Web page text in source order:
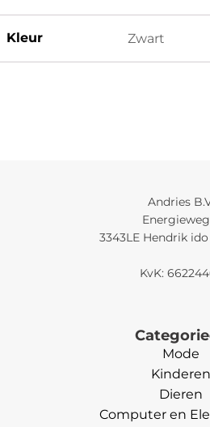
Kleur Zwart
Andries
3343LE Hendrik
KvK:
Mode
Kinderen
Dieren
Computer en